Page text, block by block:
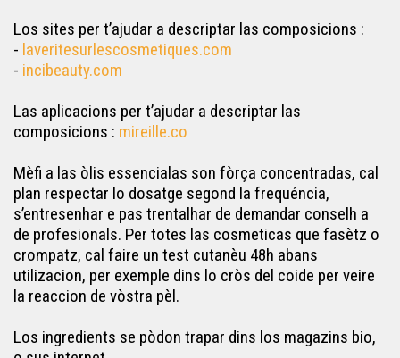
Desmaquilhatge - Fargat a l'ostal
Lo liniment - Fargat a l'ostal
Bruma pel Sòm - Fargat a l'ostal
Los sites per t’ajudar a descriptar las composicions :
- laveritesurlescosmetiques.com
- incibeauty.com
Las aplicacions per t’ajudar a descriptar las
composicions : mireille.co
Mèfi a las òlis essencialas son fòrça concentradas, cal
plan respectar lo dosatge segond la frequéncia,
s’entresenhar e pas trentalhar de demandar conselh a
de profesionals. Per totes las cosmeticas que fasètz o
crompatz, cal faire un test cutanèu 48h abans
utilizacion, per exemple dins lo cròs del coide per veire
la reaccion de vòstra pèl.
Los ingredients se pòdon trapar dins los magazins bio,